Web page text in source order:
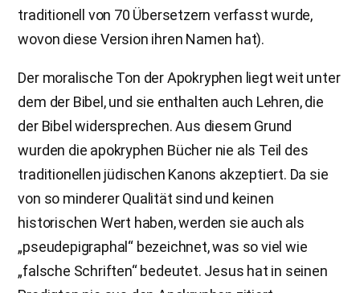
traditionell von 70 Übersetzern verfasst wurde,
wovon diese Version ihren Namen hat).
Der moralische Ton der Apokryphen liegt weit unter
dem der Bibel, und sie enthalten auch Lehren, die
der Bibel widersprechen. Aus diesem Grund
wurden die apokryphen Bücher nie als Teil des
traditionellen jüdischen Kanons akzeptiert. Da sie
von so minderer Qualität sind und keinen
historischen Wert haben, werden sie auch als
„pseudepigraphal“ bezeichnet, was so viel wie
„falsche Schriften“ bedeutet. Jesus hat in seinen